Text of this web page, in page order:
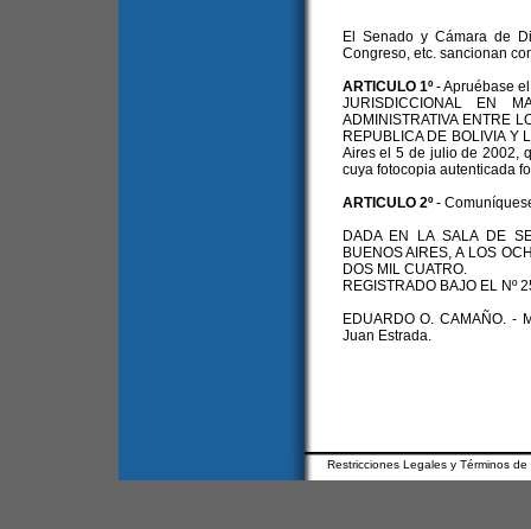
El Senado y Cámara de
Congreso, etc. sancionan
ARTICULO 1º- Apruébase el
JURISDICCIONAL EN
ADMINISTRATIVA ENTRE
REPUBLICA DE BOLIVIA Y
Aires el 5 de julio de 2002,
cuya fotocopia autenticada
ARTICULO 2º-
DADA EN LA SALA DE
BUENOS AIRES, A LOS
DOS MIL CUATRO.
REGISTRADO BAJO EL Nº
EDUARDO O. CAMAÑO. -
Juan Estrada.
Restricciones Legales y Términos de